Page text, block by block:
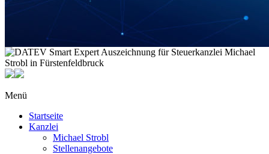
Menü
Startseite
Kanzlei
Michael Strobl
Stellenangebote